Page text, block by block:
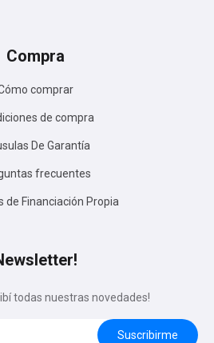
Compra
comprar
de compra
De Garantía
frecuentes
de Financiación Propia
todas nuestras novedades!
Suscribirme